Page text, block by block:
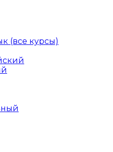
(все курсы)